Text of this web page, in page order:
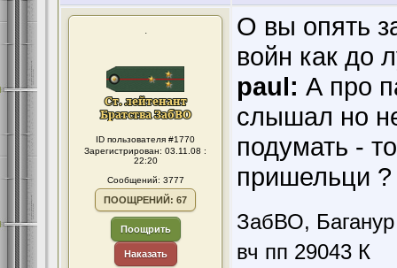
.
ID пользователя #1770
Зарегистрирован: 03.11.08 :
22:20
Сообщений: 3777
ПООЩРЕНИЙ: 67
Поощрить
Наказать
О вы опять
войн как до
paul: А про
слышал но
подумать -
пришельци
ЗабВО,
вч пп 29043 К